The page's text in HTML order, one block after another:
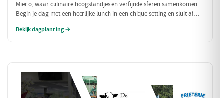
Mierlo, waar culinaire hoogstandjes en verfijnde sferen samenkomen.
Begin je dag met een heerlijke lunch in een chique setting en sluit af
compleet met een ontspannen fietstocht door de prachtige omgeving!
Bekijk dagplanning →